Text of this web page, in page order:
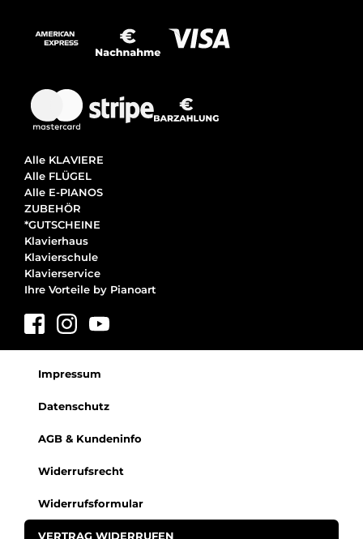
Alle KLAVIERE
Alle FLÜGEL
Alle E-PIANOS
ZUBEHÖR
*GUTSCHEINE
Klavierhaus
Klavierschule
Klavierservice
Ihre Vorteile by Pianoart
Impressum
Datenschutz
AGB & Kundeninfo
Widerrufsrecht
Widerrufsformular
VERTRAG WIDERRUFEN